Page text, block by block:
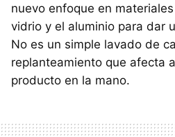
nuevo enfoque en
vidrio y el aluminio para dar
No es un simple lavado de
replanteamiento que afecta
producto en la mano.